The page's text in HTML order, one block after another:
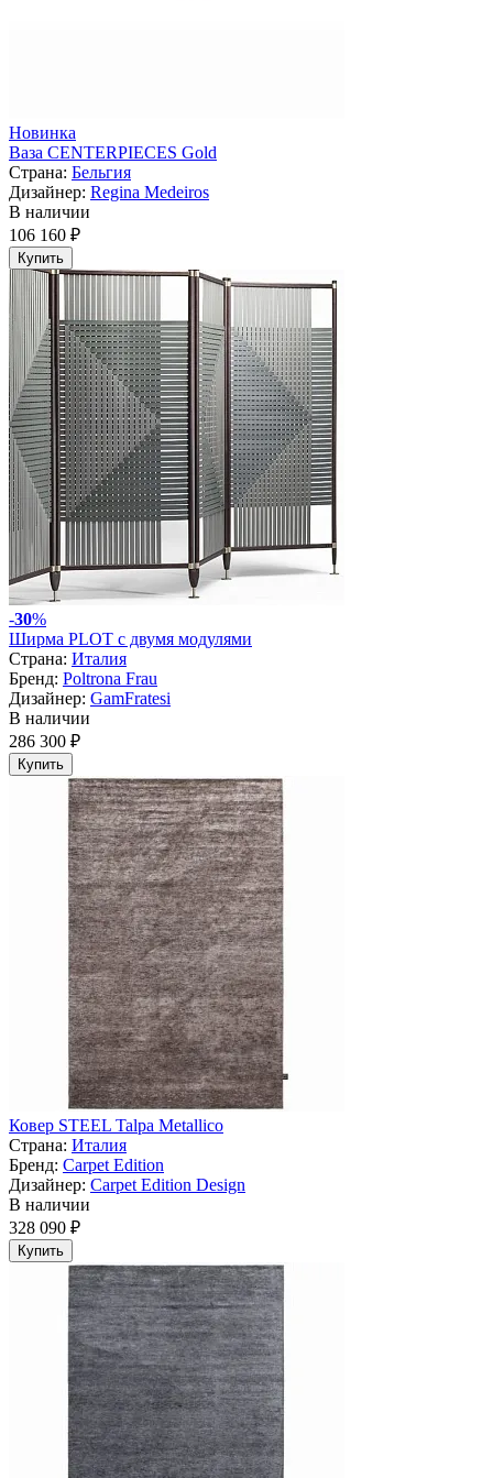
Новинка
Ваза CENTERPIECES Gold
Страна: Бельгия
Дизайнер: Regina Medeiros
В наличии
106 160 ₽
Купить
-30%
Ширма PLOT с двумя модулями
Страна: Италия
Бренд: Poltrona Frau
Дизайнер: GamFratesi
В наличии
286 300 ₽
Купить
Ковер STEEL Talpa Metallico
Страна: Италия
Бренд: Carpet Edition
Дизайнер: Carpet Edition Design
В наличии
328 090 ₽
Купить